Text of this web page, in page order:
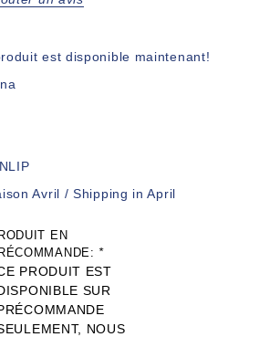
est disponible maintenant!
Avril / Shipping in April
EN
*
PRODUIT EST
SUR
NOUS